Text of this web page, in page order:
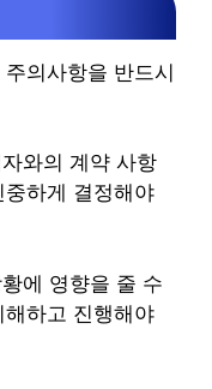
의사항을 반드시
와의 계약 사항
하게 결정해야
에 영향을 줄 수
하고 진행해야